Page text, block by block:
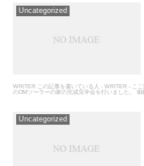
Uncategorized
WRITER この記事を書いている人 - WRITER - こ
のOMソーラーの家の完成見学会を行いました。
Uncategorized